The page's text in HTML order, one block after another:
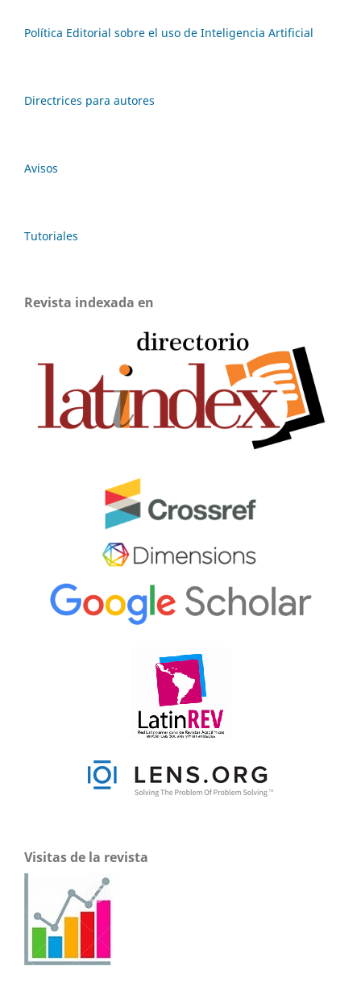
Política Editorial sobre el uso de Inteligencia Artificial
Directrices para autores
Avisos
Tutoriales
Revista indexada en
Visitas de la revista